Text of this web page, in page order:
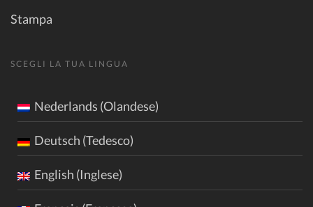
Stampa
SCEGLI LA TUA LINGUA
Nederlands (Olandese)
Deutsch (Tedesco)
English (Inglese)